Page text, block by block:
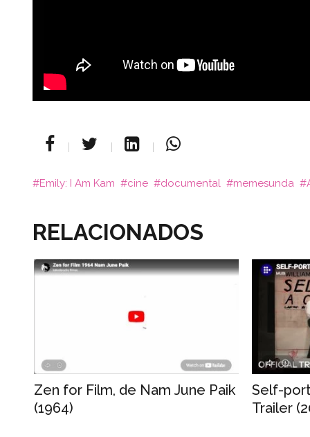
Emily: I Am Kam cine documental memesunda
RELACIONADOS
Zen for Film, de Nam June Paik
(1964)
Self-
Trailer